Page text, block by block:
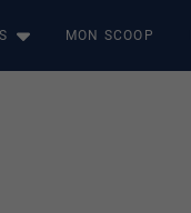
MON SCOOP